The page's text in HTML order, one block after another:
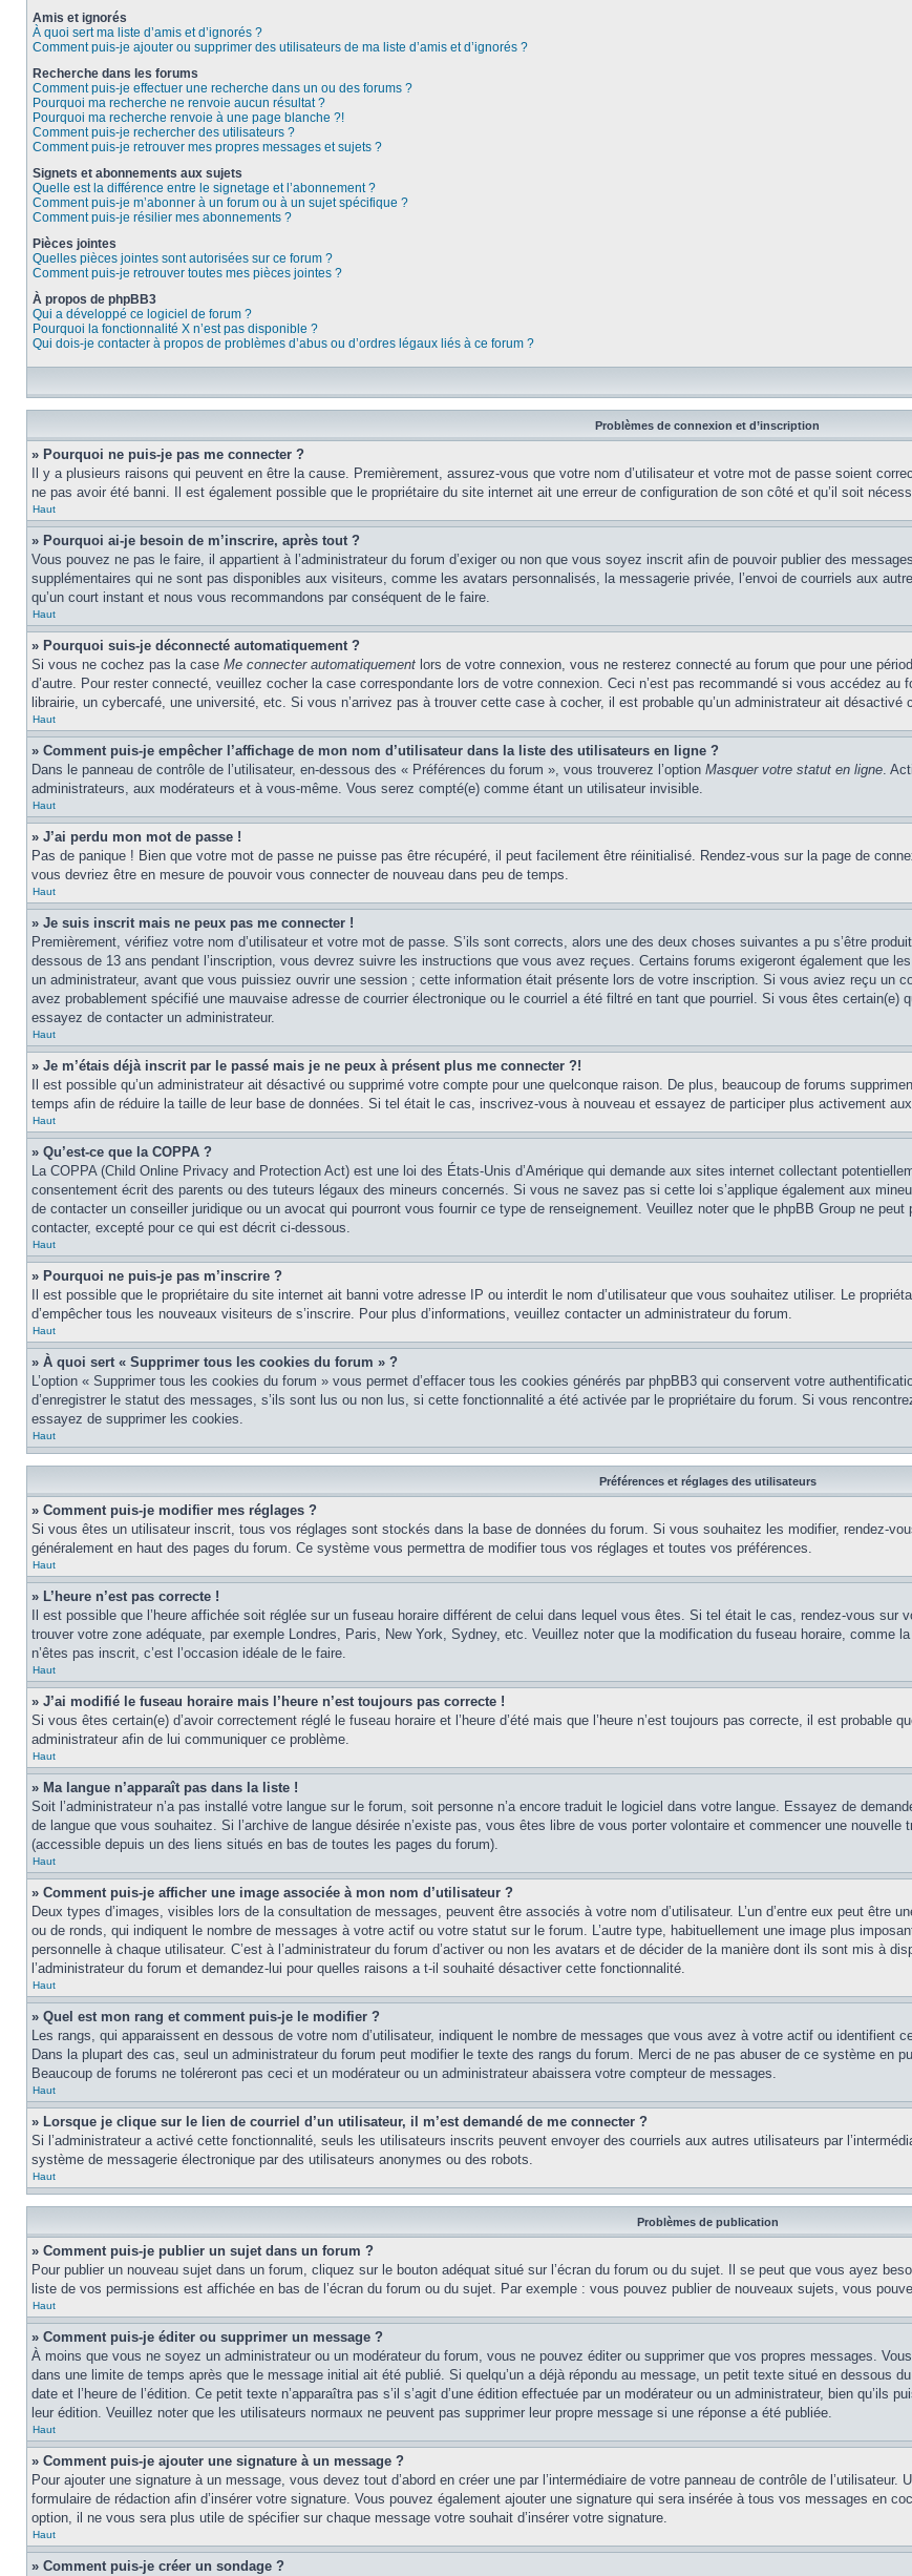
Amis et ignorés
À quoi sert ma liste d’amis et d’ignorés ?
Comment puis-je ajouter ou supprimer des utilisateurs de ma liste d’amis et d’ignorés ?
Recherche dans les forums
Comment puis-je effectuer une recherche dans un ou des forums ?
Pourquoi ma recherche ne renvoie aucun résultat ?
Pourquoi ma recherche renvoie à une page blanche ?!
Comment puis-je rechercher des utilisateurs ?
Comment puis-je retrouver mes propres messages et sujets ?
Signets et abonnements aux sujets
Quelle est la différence entre le signetage et l’abonnement ?
Comment puis-je m’abonner à un forum ou à un sujet spécifique ?
Comment puis-je résilier mes abonnements ?
Pièces jointes
Quelles pièces jointes sont autorisées sur ce forum ?
Comment puis-je retrouver toutes mes pièces jointes ?
À propos de phpBB3
Qui a développé ce logiciel de forum ?
Pourquoi la fonctionnalité X n’est pas disponible ?
Qui dois-je contacter à propos de problèmes d’abus ou d’ordres légaux liés à ce forum ?
Problèmes de connexion et d’inscription
» Pourquoi ne puis-je pas me connecter ?
Il y a plusieurs raisons qui peuvent en être la cause. Premièrement, assurez-vous que votre nom d’utilisateur et votre mot de passe soient
ne pas avoir été banni. Il est également possible que le propriétaire du site internet ait une erreur de configuration de son côté et qu’il soit
Haut
» Pourquoi ai-je besoin de m’inscrire, après tout ?
Vous pouvez ne pas le faire, il appartient à l’administrateur du forum d’exiger ou non que vous soyez inscrit afin de pouvoir publier des
supplémentaires qui ne sont pas disponibles aux visiteurs, comme les avatars personnalisés, la messagerie privée, l’envoi de courriels aux
qu’un court instant et nous vous recommandons par conséquent de le faire.
Haut
» Pourquoi suis-je déconnecté automatiquement ?
Si vous ne cochez pas la case Me connecter automatiquement lors de votre connexion, vous ne resterez connecté au forum que pour une
d’autre. Pour rester connecté, veuillez cocher la case correspondante lors de votre connexion. Ceci n’est pas recommandé si vous accédez au
librairie, un cybercafé, une université, etc. Si vous n’arrivez pas à trouver cette case à cocher, il est probable qu’un administrateur ait désactivé
Haut
» Comment puis-je empêcher l’affichage de mon nom d’utilisateur dans la liste des utilisateurs en ligne ?
Dans le panneau de contrôle de l’utilisateur, en-dessous des « Préférences du forum », vous trouverez l’option Masquer votre statut en ligne.
administrateurs, aux modérateurs et à vous-même. Vous serez compté(e) comme étant un utilisateur invisible.
Haut
» J’ai perdu mon mot de passe !
Pas de panique ! Bien que votre mot de passe ne puisse pas être récupéré, il peut facilement être réinitialisé. Rendez-vous sur la page de
vous devriez être en mesure de pouvoir vous connecter de nouveau dans peu de temps.
Haut
» Je suis inscrit mais ne peux pas me connecter !
Premièrement, vérifiez votre nom d’utilisateur et votre mot de passe. S’ils sont corrects, alors une des deux choses suivantes a pu s’être
dessous de 13 ans pendant l’inscription, vous devrez suivre les instructions que vous avez reçues. Certains forums exigeront également que
un administrateur, avant que vous puissiez ouvrir une session ; cette information était présente lors de votre inscription. Si vous aviez reçu un
avez probablement spécifié une mauvaise adresse de courrier électronique ou le courriel a été filtré en tant que pourriel. Si vous êtes certain(e)
essayez de contacter un administrateur.
Haut
» Je m’étais déjà inscrit par le passé mais je ne peux à présent plus me connecter ?!
Il est possible qu’un administrateur ait désactivé ou supprimé votre compte pour une quelconque raison. De plus, beaucoup de forums
temps afin de réduire la taille de leur base de données. Si tel était le cas, inscrivez-vous à nouveau et essayez de participer plus activement
Haut
» Qu’est-ce que la COPPA ?
La COPPA (Child Online Privacy and Protection Act) est une loi des États-Unis d’Amérique qui demande aux sites internet collectant
consentement écrit des parents ou des tuteurs légaux des mineurs concernés. Si vous ne savez pas si cette loi s’applique également aux
de contacter un conseiller juridique ou un avocat qui pourront vous fournir ce type de renseignement. Veuillez noter que le phpBB Group ne peut
contacter, excepté pour ce qui est décrit ci-dessous.
Haut
» Pourquoi ne puis-je pas m’inscrire ?
Il est possible que le propriétaire du site internet ait banni votre adresse IP ou interdit le nom d’utilisateur que vous souhaitez utiliser. Le
d’empêcher tous les nouveaux visiteurs de s’inscrire. Pour plus d’informations, veuillez contacter un administrateur du forum.
Haut
» À quoi sert « Supprimer tous les cookies du forum » ?
L’option « Supprimer tous les cookies du forum » vous permet d’effacer tous les cookies générés par phpBB3 qui conservent votre
d’enregistrer le statut des messages, s’ils sont lus ou non lus, si cette fonctionnalité a été activée par le propriétaire du forum. Si vous
essayez de supprimer les cookies.
Haut
Préférences et réglages des utilisateurs
» Comment puis-je modifier mes réglages ?
Si vous êtes un utilisateur inscrit, tous vos réglages sont stockés dans la base de données du forum. Si vous souhaitez les modifier, rendez-
généralement en haut des pages du forum. Ce système vous permettra de modifier tous vos réglages et toutes vos préférences.
Haut
» L’heure n’est pas correcte !
Il est possible que l’heure affichée soit réglée sur un fuseau horaire différent de celui dans lequel vous êtes. Si tel était le cas, rendez-vous sur
trouver votre zone adéquate, par exemple Londres, Paris, New York, Sydney, etc. Veuillez noter que la modification du fuseau horaire, comme
n’êtes pas inscrit, c’est l’occasion idéale de le faire.
Haut
» J’ai modifié le fuseau horaire mais l’heure n’est toujours pas correcte !
Si vous êtes certain(e) d’avoir correctement réglé le fuseau horaire et l’heure d’été mais que l’heure n’est toujours pas correcte, il est probable
administrateur afin de lui communiquer ce problème.
Haut
» Ma langue n’apparaît pas dans la liste !
Soit l’administrateur n’a pas installé votre langue sur le forum, soit personne n’a encore traduit le logiciel dans votre langue. Essayez de
de langue que vous souhaitez. Si l’archive de langue désirée n’existe pas, vous êtes libre de vous porter volontaire et commencer une
(accessible depuis un des liens situés en bas de toutes les pages du forum).
Haut
» Comment puis-je afficher une image associée à mon nom d’utilisateur ?
Deux types d’images, visibles lors de la consultation de messages, peuvent être associés à votre nom d’utilisateur. L’un d’entre eux peut être
ou de ronds, qui indiquent le nombre de messages à votre actif ou votre statut sur le forum. L’autre type, habituellement une image plus
personnelle à chaque utilisateur. C’est à l’administrateur du forum d’activer ou non les avatars et de décider de la manière dont ils sont mis à
l’administrateur du forum et demandez-lui pour quelles raisons a t-il souhaité désactiver cette fonctionnalité.
Haut
» Quel est mon rang et comment puis-je le modifier ?
Les rangs, qui apparaissent en dessous de votre nom d’utilisateur, indiquent le nombre de messages que vous avez à votre actif ou
Dans la plupart des cas, seul un administrateur du forum peut modifier le texte des rangs du forum. Merci de ne pas abuser de ce système en
Beaucoup de forums ne toléreront pas ceci et un modérateur ou un administrateur abaissera votre compteur de messages.
Haut
» Lorsque je clique sur le lien de courriel d’un utilisateur, il m’est demandé de me connecter ?
Si l’administrateur a activé cette fonctionnalité, seuls les utilisateurs inscrits peuvent envoyer des courriels aux autres utilisateurs par
système de messagerie électronique par des utilisateurs anonymes ou des robots.
Haut
Problèmes de publication
» Comment puis-je publier un sujet dans un forum ?
Pour publier un nouveau sujet dans un forum, cliquez sur le bouton adéquat situé sur l’écran du forum ou du sujet. Il se peut que vous ayez
liste de vos permissions est affichée en bas de l’écran du forum ou du sujet. Par exemple : vous pouvez publier de nouveaux sujets, vous
Haut
» Comment puis-je éditer ou supprimer un message ?
À moins que vous ne soyez un administrateur ou un modérateur du forum, vous ne pouvez éditer ou supprimer que vos propres messages.
dans une limite de temps après que le message initial ait été publié. Si quelqu’un a déjà répondu au message, un petit texte situé en dessous
date et l’heure de l’édition. Ce petit texte n’apparaîtra pas s’il s’agit d’une édition effectuée par un modérateur ou un administrateur, bien qu’ils
leur édition. Veuillez noter que les utilisateurs normaux ne peuvent pas supprimer leur propre message si une réponse a été publiée.
Haut
» Comment puis-je ajouter une signature à un message ?
Pour ajouter une signature à un message, vous devez tout d’abord en créer une par l’intermédiaire de votre panneau de contrôle de
formulaire de rédaction afin d’insérer votre signature. Vous pouvez également ajouter une signature qui sera insérée à tous vos messages en
option, il ne vous sera plus utile de spécifier sur chaque message votre souhait d’insérer votre signature.
Haut
» Comment puis-je créer un sondage ?